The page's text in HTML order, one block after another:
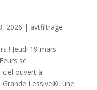
2026 | avtfiltrage
! Jeudi 19 mars
se
ciel ouvert à
Grande Lessive®, une